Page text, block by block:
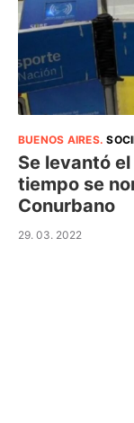
PROVINCIAS
ELECCIONES 2023
BUENOS AIRES.
Se levantó
tiempo se
Conurbano
29. 03. 2022